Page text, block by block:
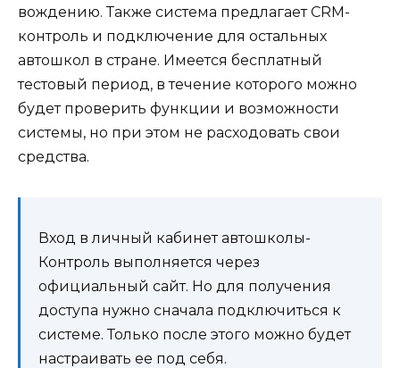
вождению. Также система предлагает CRM-
контроль и подключение для остальных
автошкол в стране. Имеется бесплатный
тестовый период, в течение которого можно
будет проверить функции и возможности
системы, но при этом не расходовать свои
средства.
Вход в личный кабинет автошколы-
Контроль выполняется через
официальный сайт. Но для получения
доступа нужно сначала подключиться к
системе. Только после этого можно будет
настраивать ее под себя.